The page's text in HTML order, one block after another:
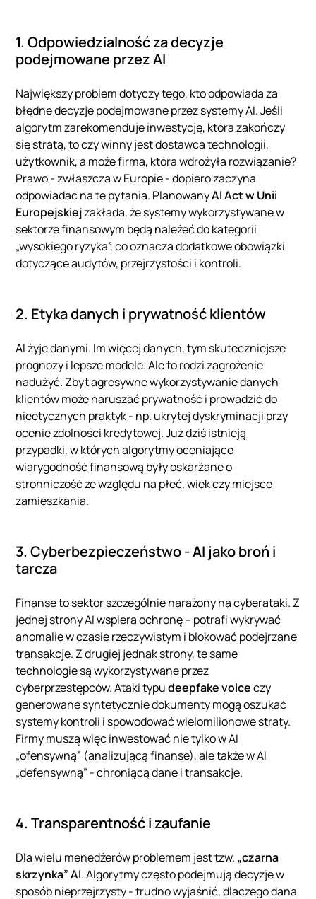
1. Odpowiedzialność za decyzje
podejmowane przez AI
Największy problem dotyczy tego, kto odpowiada za
błędne decyzje podejmowane przez systemy AI. Jeśli
algorytm zarekomenduje inwestycję, która zakończy
się stratą, to czy winny jest dostawca technologii,
użytkownik, a może firma, która wdrożyła rozwiązanie?
Prawo - zwłaszcza w Europie - dopiero zaczyna
odpowiadać na te pytania. PlanowanyAI Act w Unii
Europejskiejzakłada, że systemy wykorzystywane w
sektorze finansowym będą należeć do kategorii
„wysokiego ryzyka”, co oznacza dodatkowe obowiązki
dotyczące audytów, przejrzystości i kontroli.
2. Etyka danych i prywatność klientów
AI żyje danymi. Im więcej danych, tym skuteczniejsze
prognozy i lepsze modele. Ale to rodzi zagrożenie
nadużyć. Zbyt agresywne wykorzystywanie danych
klientów może naruszać prywatność i prowadzić do
nieetycznych praktyk - np. ukrytej dyskryminacji przy
ocenie zdolności kredytowej. Już dziś istnieją
przypadki, w których algorytmy oceniające
wiarygodność finansową były oskarżane o
stronniczość ze względu na płeć, wiek czy miejsce
zamieszkania.
3. Cyberbezpieczeństwo - AI jako broń i
tarcza
Finanse to sektor szczególnie narażony na cyberataki. Z
jednej strony AI wspiera ochronę – potrafi wykrywać
anomalie w czasie rzeczywistym i blokować podejrzane
transakcje. Z drugiej jednak strony, te same
technologie są wykorzystywane przez
cyberprzestępców. Ataki typudeepfake voiceczy
generowane syntetycznie dokumenty mogą oszukać
systemy kontroli i spowodować wielomilionowe straty.
Firmy muszą więc inwestować nie tylko w AI
„ofensywną” (analizującą finanse), ale także w AI
„defensywną” - chroniącą dane i transakcje.
4. Transparentność i zaufanie
Dla wielu menedżerów problemem jest tzw. „czarna
skrzynka” AI. Algorytmy często podejmują decyzje w
sposób nieprzejrzysty - trudno wyjaśnić, dlaczego dana